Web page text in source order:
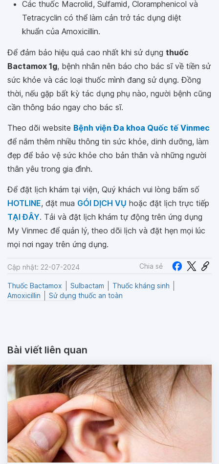
Các thuốc Macrolid, Sulfamid, Cloramphenicol và
Tetracyclin có thể làm cản trở tác dụng diệt
khuẩn của Amoxicillin.
Để đảm bảo hiệu quả cao nhất khi sử dụng thuốc
Bactamox 1g, bệnh nhân nên báo cho bác sĩ về tiền sử
sức khỏe và các loại thuốc mình đang sử dụng. Đồng
thời, nếu gặp bất kỳ tác dụng phụ nào, người bệnh cũng
cần thông báo ngay cho bác sĩ.
Theo dõi website Bệnh viện Đa khoa Quốc tế Vinmec
để nắm thêm nhiều thông tin sức khỏe, dinh dưỡng, làm
đẹp để bảo vệ sức khỏe cho bản thân và những người
thân yêu trong gia đình.
Để đặt lịch khám tại viện, Quý khách vui lòng bấm số
HOTLINE, đặt mua GÓI DỊCH VỤ hoặc đặt lịch trực tiếp
TẠI ĐÂY. Tải và đặt lịch khám tự động trên ứng dụng
My Vinmec để quản lý, theo dõi lịch và đặt hẹn mọi lúc
mọi nơi ngay trên ứng dụng.
Cập nhật: 22-07-2024 Chia sẻ
Thuốc Bactamox Sulbactam
Thuốc kháng sinh
Amoxicillin
Sử dụng thuốc an toàn
Bài viết liên quan